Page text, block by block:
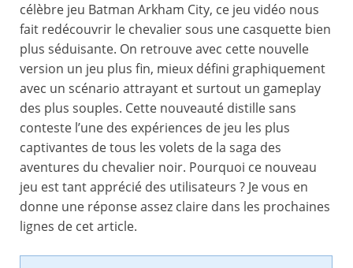
célèbre jeu Batman Arkham City, ce jeu vidéo nous
fait redécouvrir le chevalier sous une casquette bien
plus séduisante. On retrouve avec cette nouvelle
version un jeu plus fin, mieux défini graphiquement
avec un scénario attrayant et surtout un gameplay
des plus souples. Cette nouveauté distille sans
conteste l’une des expériences de jeu les plus
captivantes de tous les volets de la saga des
aventures du chevalier noir. Pourquoi ce nouveau
jeu est tant apprécié des utilisateurs ? Je vous en
donne une réponse assez claire dans les prochaines
lignes de cet article.